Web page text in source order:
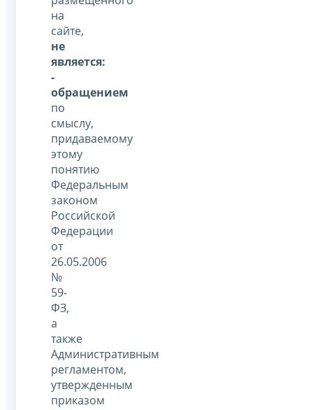
на
сайте,
не
является:
-
обращением
по
смыслу,
придаваемому
этому
понятию
Федеральным
законом
Российской
Федерации
от
26.05.2006
№
59-
ФЗ,
а
также
Административным
регламентом,
утвержденным
приказом